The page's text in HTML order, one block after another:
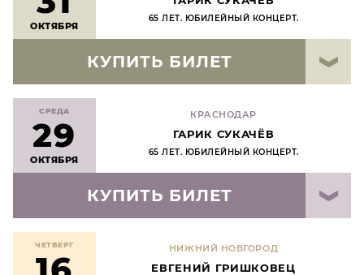
ОКТЯБРЯ
65 ЛЕТ. ЮБИЛЕЙНЫЙ КОНЦЕРТ.
КУПИТЬ БИЛЕТ
СРЕДА
29
ОКТЯБРЯ
КРАСНОДАР
ГАРИК СУКАЧЁВ
65 ЛЕТ. ЮБИЛЕЙНЫЙ КОНЦЕРТ.
КУПИТЬ БИЛЕТ
ЧЕТВЕРГ НИЖНИЙ НОВГОРОД
ЕВГЕНИЙ ГРИШКОВЕЦ